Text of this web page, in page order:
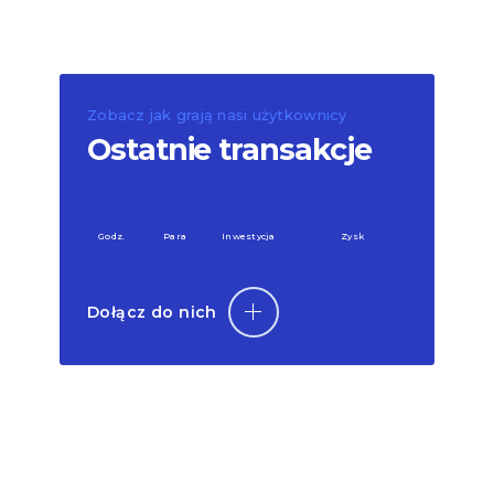
Zobacz jak grają nasi użytkownicy
Ostatnie transakcje
Godz. Para Inwestycja Zysk
Dołącz do nich